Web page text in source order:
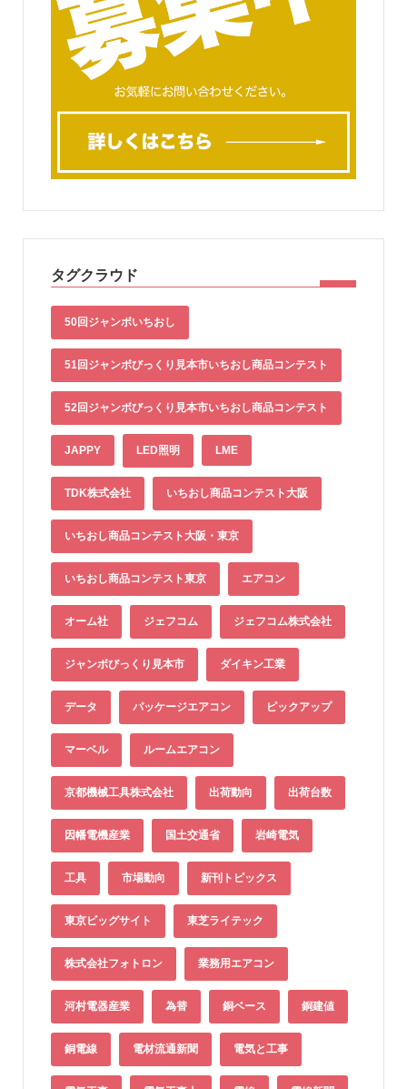
タグクラウド
50回ジャンボいちおし
51回ジャンボびっくり見本市いちおし商品コンテスト
52回ジャンボびっくり見本市いちおし商品コンテスト
JAPPY LED照明 LME
TDK株式会社 いちおし商品コンテスト大阪
いちおし商品コンテスト大阪・東京
いちおし商品コンテスト東京 エアコン
オーム社 ジェフコム ジェフコム株式会社
ジャンボびっくり見本市 ダイキン工業
データ パッケージエアコン ピックアップ
マーベル ルームエアコン
京都機械工具株式会社 出荷動向 出荷台数
因幡電機産業 国土交通省 岩崎電気
工具 市場動向 新刊トピックス
東京ビッグサイト 東芝ライテック
株式会社フォトロン 業務用エアコン
河村電器産業 為替 銅ベース 銅建値
銅電線 電材流通新聞 電気と工事